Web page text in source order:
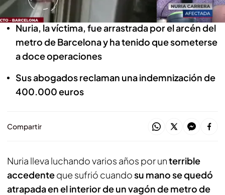
que se haga justicia
Nuria, la víctima, fue arrastrada por el arcén del
metro de Barcelona y ha tenido que someterse
a doce operaciones
Sus abogados reclaman una indemnización de
400.000 euros
Compartir
Nuria lleva luchando varios años por unterrible
accedenteque sufrió cuandosu mano se quedó
atrapada en el interior de un vagón de metro de